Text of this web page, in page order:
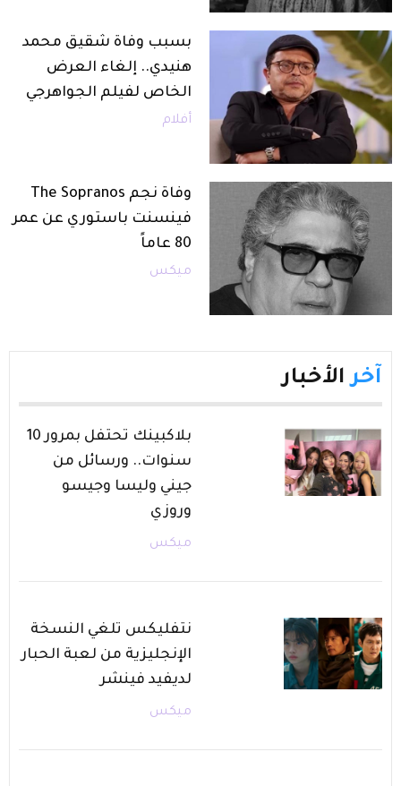
بسبب وفاة شقيق محمد
هنيدي.. إلغاء العرض
الخاص لفيلم الجواهرجي
أفلام
وفاة نجم The Sopranos
فينسنت باستوري عن عمر
80 عاماً
ميكس
آخر الأخبار
بلاكبينك تحتفل بمرور 10
سنوات.. ورسائل من
جيني وليسا وجيسو
وروزي
ميكس
نتفليكس تلغي النسخة
الإنجليزية من لعبة الحبار
لديفيد فينشر
ميكس